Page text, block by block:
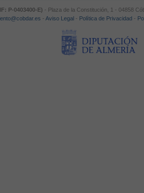
P-0403400-E) - Plaza de la Constitución, 1 - 04858
- Aviso Legal - Política de Privacidad -